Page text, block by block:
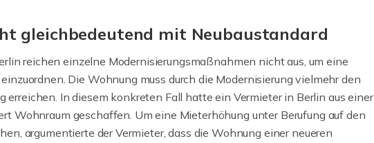
gleichbedeutend mit Neubaustandard
reichen einzelne Modernisierungsmaßnahmen nicht aus, um eine
Die Wohnung muss durch die Modernisierung vielmehr den
erreichen. In diesem konkreten Fall hatte ein Vermieter in Berlin aus einer
Wohnraum geschaffen. Um eine Mieterhöhung unter Berufung auf den
argumentierte der Vermieter, dass die Wohnung einer neueren